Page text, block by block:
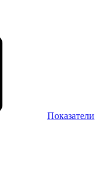
Показатели